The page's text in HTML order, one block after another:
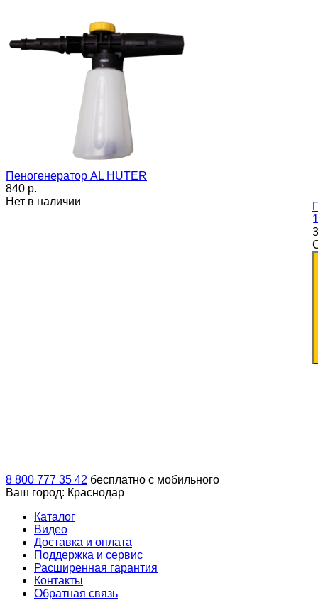
Пеногенератор AL HUTER
840 p.
Нет в наличии
8 800 777 35 42 бесплатно с мобильного
Ваш город: Краснодар
Каталог
Видео
Доставка и оплата
Поддержка и сервис
Расширенная гарантия
Контакты
Обратная связь